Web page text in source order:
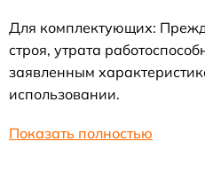
Для комплектующих:
строя, утрата
заявленным
использовании.
Показать полностью